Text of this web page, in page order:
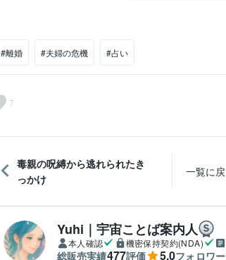
#離婚 #夫婦の危機 #占い
7
毒親の呪縛から逃れられたき
っかけ
一覧に
Yuhi｜宇宙ことば案内人
本人確認 機密保持契約(NDA)
総販売実績477評価 5.0フォロワー